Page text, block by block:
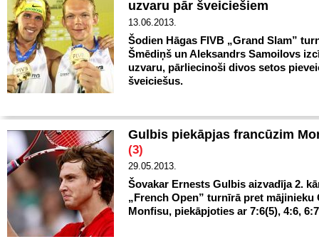
uzvaru pār šveiciešiem
13.06.2013.
Šodien Hāgas FIVB „Grand Slam”
Šmēdiņš un Aleksandrs Samoilovs
uzvaru, pārliecinoši divos setos
šveiciešus.
Gulbis piekāpjas francūzim
(3)
29.05.2013.
Šovakar Ernests Gulbis aizvadīja 2.
„French Open” turnīrā pret mājinieku
Monfisu, piekāpjoties ar 7:6(5), 4:6,